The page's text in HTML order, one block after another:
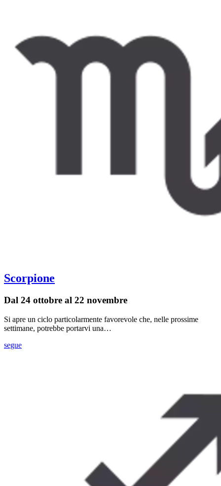
Scorpione
Dal 24 ottobre al 22 novembre
Si apre un ciclo particolarmente favorevole che, nelle prossime
settimane, potrebbe portarvi una…
segue